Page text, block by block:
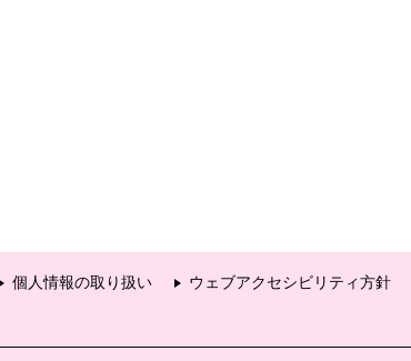
個人情報の取り扱い ウェブアクセシビリティ方針